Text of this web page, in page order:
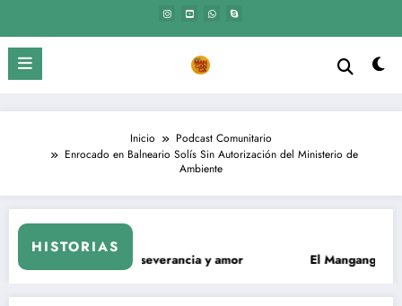
contenido
Inicio
Podcast Comunitario
Enrocado en Balneario Solís Sin Autorización del Ministerio de
Ambiente
HISTORIAS
Construyamos Conjuntamente